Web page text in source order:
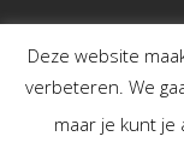
Deze website
verbeteren. We
maar je kunt je